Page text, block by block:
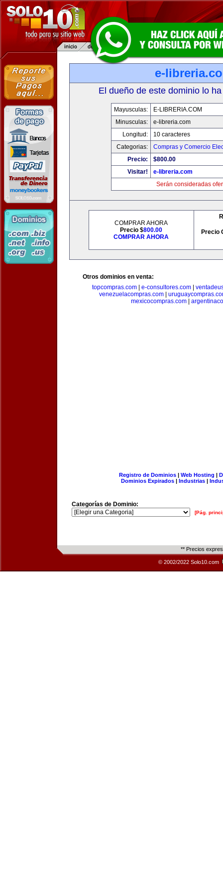
e-
El dueño de este dominio lo
Mayusculas:
E-LIBRERIA.COM
Minusculas:
e-libreria.com
Longitud:
10 caracteres
Categorias:
Compras y Comercio
Precio:
$800.00
Visitar!
e-libreria.com
Serán consideradas
COMPRAR AHORA
Precio $800.00
COMPRAR AHORA
Precio
Otros dominios en venta:
topcompras.com
e-consultores.com
venezuelacompras.com|
mexicocompras.com
Registro de Dominios| Web Hosting |
Dominios Expirados | Industrias |
Categorías de Dominio:
[Pág.
** Precios
© 2002/2022 Solo10.com